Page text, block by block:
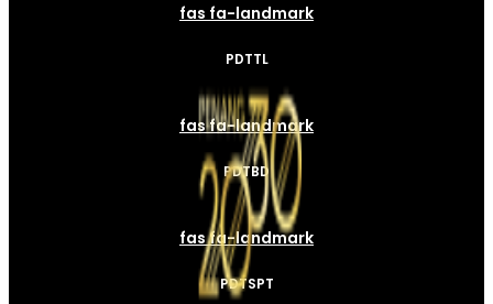
fas fa-landmark
PDTTL
fas fa-landmark
PDTBD
fas fa-landmark
PDTSPT